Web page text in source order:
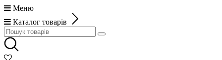
Меню
Каталог товарів